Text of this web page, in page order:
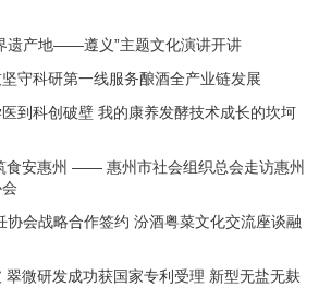
遗产地——遵义”主题文化演讲开讲
守科研第一线服务酿酒全产业链发展
到科创破壁 我的康养发酵技术成长的坎坷
食安惠州 —— 惠州市社会组织总会走访惠州
协会战略合作签约 汾酒粤菜文化交流座谈融
翠微研发成功获国家专利受理 新型无盐无麸